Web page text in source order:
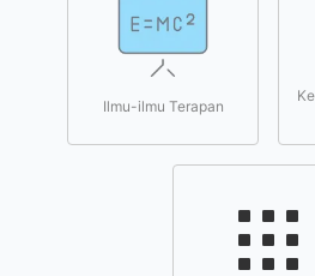
Ilmu-ilmu Terapan